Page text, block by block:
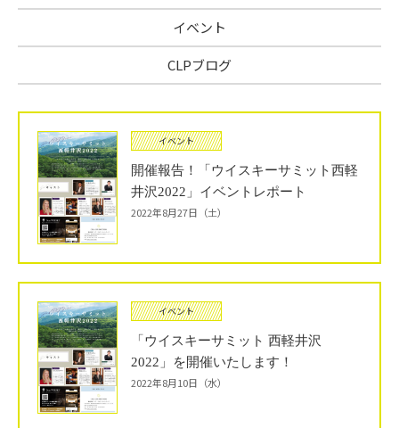
イベント
CLPブログ
イベント
開催報告！「ウイスキーサミット西軽
井沢2022」イベントレポート
2022年8月27日（土）
イベント
「ウイスキーサミット 西軽井沢
2022」を開催いたします！
2022年8月10日（水）